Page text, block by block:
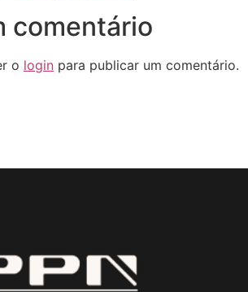
comentário
o login para publicar um comentário.